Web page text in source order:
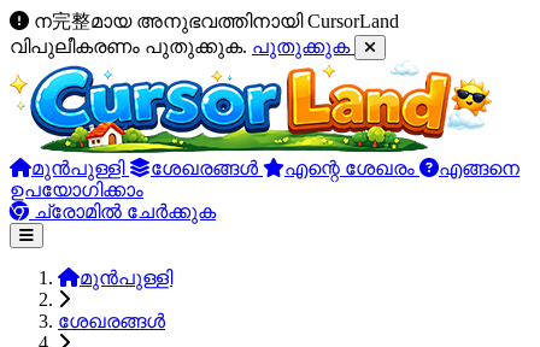
ന完整മായ അനുഭവത്തിനായി CursorLand
വിപുലീകരണം പുതുക്കുക. പുതുക്കുക
മുൻപുള്ളി ശേഖരങ്ങൾ എന്റെ ശേഖരം
എങ്ങനെ
ഉപയോഗിക്കാം
ച്രോമിൽ ചേർക്കുക
മുൻപുള്ളി
ശേഖരങ്ങൾ